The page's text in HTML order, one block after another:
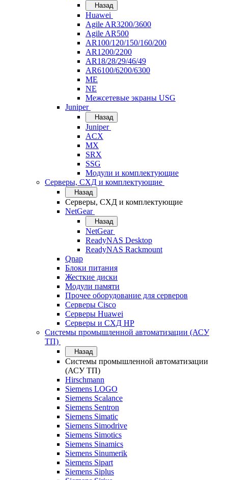
Назад
Huawei
Agile AR3200/3600
Agile AR500
AR100/120/150/160/200
AR1200/2200
AR18/28/29/46/49
AR6100/6200/6300
ME
NE
Межсетевые экраны USG
Juniper
Назад
Juniper
ACX
MX
SRX
SSG
Модули и комплектующие
Серверы, СХД и комплектующие
Назад
Серверы, СХД и комплектующие
NetGear
Назад
NetGear
ReadyNAS Desktop
ReadyNAS Rackmount
Qnap
Блоки питания
Жесткие диски
Модули памяти
Прочее оборудование для серверов
Серверы Cisco
Серверы Huawei
Серверы и СХД HP
Системы промышленной автоматизации (АСУ
ТП)
Назад
Системы промышленной автоматизации
(АСУ ТП)
Hirschmann
Siemens LOGO
Siemens Scalance
Siemens Sentron
Siemens Simatic
Siemens Simodrive
Siemens Simotics
Siemens Sinamics
Siemens Sinumerik
Siemens Sipart
Siemens Siplus